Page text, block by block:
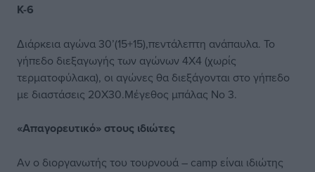
Κ-6
Διάρκεια αγώνα 30’(15+15),πεντάλεπτη ανάπαυλα. Το
γήπεδο διεξαγωγής των αγώνων 4X4 (χωρίς
τερματοφύλακα), οι αγώνες θα διεξάγονται στο γήπεδο
με διαστάσεις 20Χ30.Μέγεθος μπάλας Νο 3.
«Απαγορευτικό» στους ιδιώτες
Αν ο διοργανωτής του τουρνουά – camp είναι ιδιώτης